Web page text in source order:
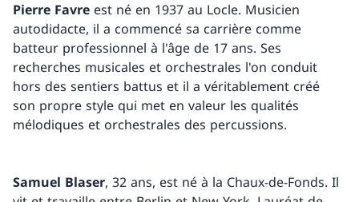
Pierre Favre est né en 1937 au Locle. Musicien
autodidacte, il a commencé sa carrière comme
batteur professionnel à l'âge de 17 ans. Ses
recherches musicales et orchestrales l'on conduit
hors des sentiers battus et il a véritablement créé
son propre style qui met en valeur les qualités
mélodiques et orchestrales des percussions.
Samuel Blaser, 32 ans, est né à la Chaux-de-Fonds. Il